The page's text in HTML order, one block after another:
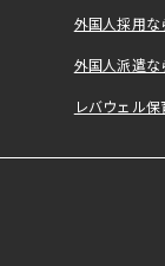
外国人採用
外国人派遣な
レバウェル